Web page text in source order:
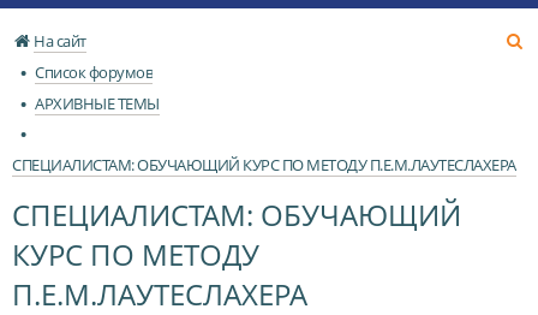
На сайт
Список форумов
АРХИВНЫЕ ТЕМЫ
СПЕЦИАЛИСТАМ: ОБУЧАЮЩИЙ КУРС ПО МЕТОДУ П.Е.М.ЛАУТЕСЛАХЕРА
СПЕЦИАЛИСТАМ: ОБУЧАЮЩИЙ
КУРС ПО МЕТОДУ
П.Е.М.ЛАУТЕСЛАХЕРА